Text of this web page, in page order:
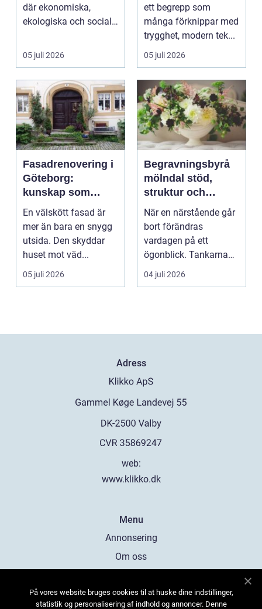
där ekonomiska,
ekologiska och sociala
...
05 juli 2026
ett begrepp som
många förknippar med
trygghet, modern tek...
05 juli 2026
Fasadrenovering i
Göteborg:
kunskap som
lönar sig på lång
En välskött fasad är
mer än bara en snygg
utsida. Den skyddar
huset mot väd...
05 juli 2026
Begravningsbyrå
mölndal stöd,
struktur och
omsorg när livet
förändras
När en närstående går
bort förändras
vardagen på ett
ögonblick. Tankarna
snurrar, känslorna
pendlar ...
04 juli 2026
Adress
web:
www.klikko.dk
Menu
Annonsering
Om oss
Kontakta oss
På vores website bruges cookies til at huske dine indstillinger,
statistik og personalisering af indhold og annoncer. Denne